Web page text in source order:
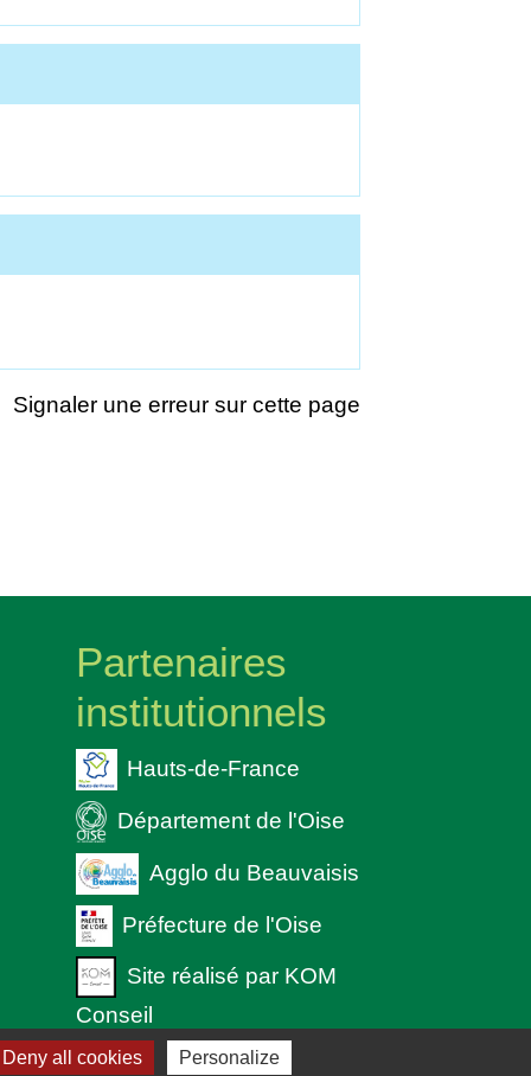
Signaler une erreur sur cette page
Partenaires
institutionnels
Hauts-de-France
Département de l'Oise
Agglo du Beauvaisis
Préfecture de l'Oise
Site réalisé par KOM
Conseil
Deny all cookies Personalize